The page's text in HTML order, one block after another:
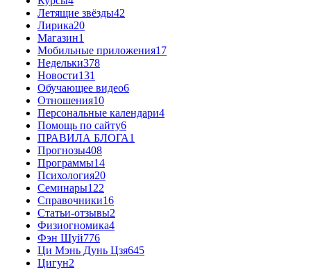
Летящие звёзды42
Лирика20
Магазин1
Мобильные приложения17
Недельки378
Новости131
Обучающее видео6
Отношения10
Персональные календари4
Помощь по сайту6
ПРАВИЛА БЛОГА1
Прогнозы408
Программы14
Психология20
Семинары122
Справочники16
Статьи-отзывы2
Физиогномика4
Фэн Шуй776
Ци Мэнь Дунь Цзя645
Цигун2